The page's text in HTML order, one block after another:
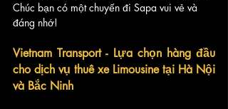
Chúc bạn có một chuyến đi Sapa vui vẻ và
đáng nhớ!
Vietnam Transport - Lựa chọn hàng đầu
cho dịch vụ thuê xe Limousine tại Hà Nội
và Bắc Ninh